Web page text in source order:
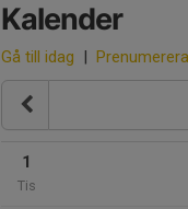
Kalender
Gå till idag | Prenumerera
1
Tis